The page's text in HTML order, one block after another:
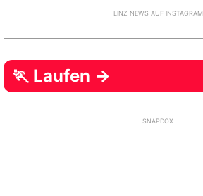
LINZ NEWS AUF INSTAGRAM
🏃 Laufen →
SNAPDOX